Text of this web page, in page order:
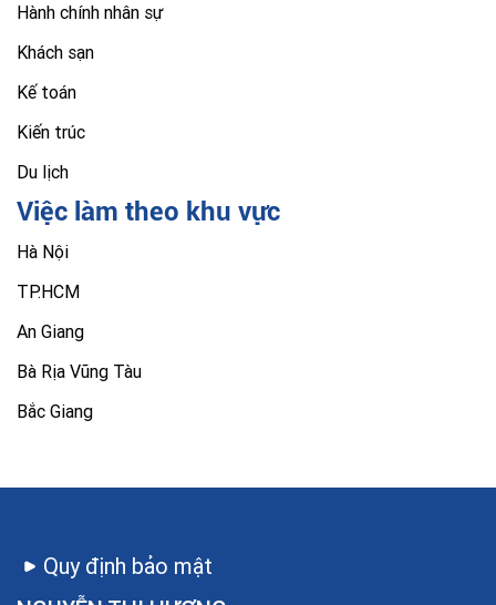
Hành chính nhân sự
Khách sạn
Kế toán
Kiến trúc
Du lịch
Việc làm theo khu vực
Hà Nội
TP.HCM
An Giang
Bà Rịa Vũng Tàu
Bắc Giang
Quy định bảo mật